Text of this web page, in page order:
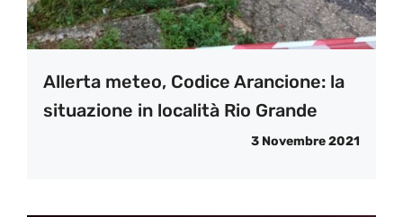
Allerta meteo, Codice Arancione: la
situazione in località Rio Grande
3 Novembre 2021